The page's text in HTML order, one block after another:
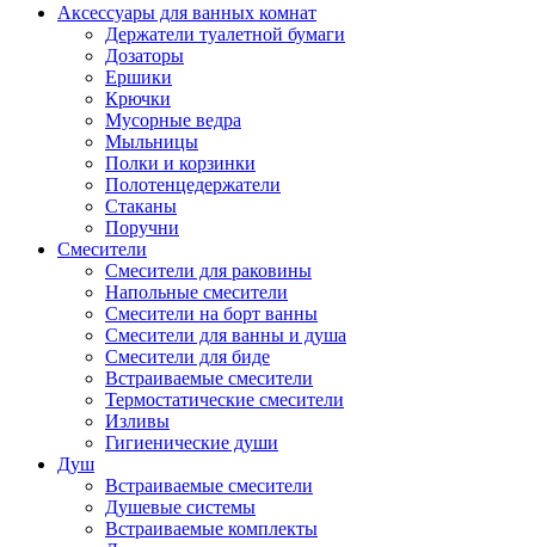
Аксессуары для ванных комнат
Держатели туалетной бумаги
Дозаторы
Ершики
Крючки
Мусорные ведра
Мыльницы
Полки и корзинки
Полотенцедержатели
Стаканы
Поручни
Смесители
Смесители для раковины
Напольные смесители
Смесители на борт ванны
Смесители для ванны и душа
Смесители для биде
Встраиваемые смесители
Термостатические смесители
Изливы
Гигиенические души
Душ
Встраиваемые смесители
Душевые системы
Встраиваемые комплекты